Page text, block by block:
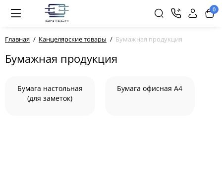
0
Главная Канцелярские товары Бумажная продукция
Бумажная продукция
Бумага настольная
(для заметок)
Бумага офисная А4